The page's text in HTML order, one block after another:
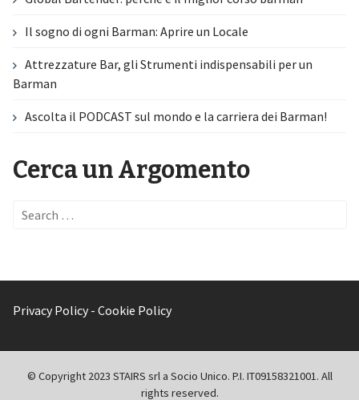
Il sogno di ogni Barman: Aprire un Locale
Attrezzature Bar, gli Strumenti indispensabili per un
Barman
Ascolta il PODCAST sul mondo e la carriera dei Barman!
Cerca un Argomento
Search
Privacy Policy - Cookie Policy
© Copyright 2023 STAIRS srl a Socio Unico. P.I. IT09158321001. All
rights reserved.